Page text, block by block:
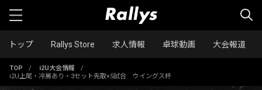
トップ Rallys Store 求人情報 卓球動画 大会報道
TOP / i2U大会情報
/
i2U上尾・冷房あり・3セット先取×5試合 ウイングス杯